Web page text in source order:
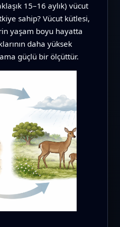
15–16 aylık) vücut
sahip? Vücut kütlesi,
yaşam boyu hayatta
daha yüksek
güçlü bir ölçüttür.